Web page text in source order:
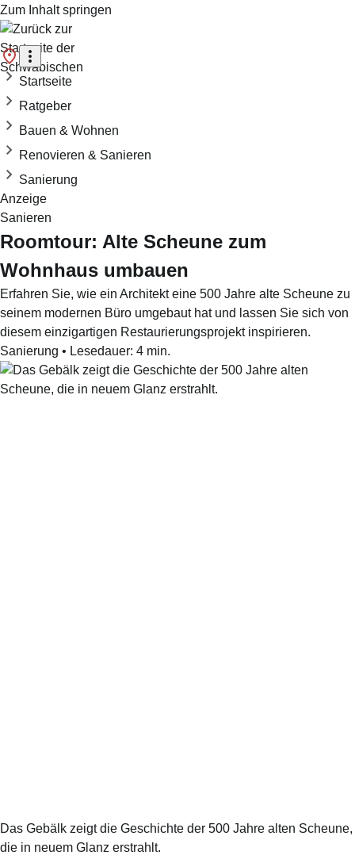
Zum Inhalt springen
Startseite
Ratgeber
Bauen & Wohnen
Renovieren & Sanieren
Sanierung
Anzeige
Sanieren
Roomtour: Alte Scheune zum
Wohnhaus umbauen
Erfahren Sie, wie ein Architekt eine 500 Jahre alte Scheune zu
seinem modernen Büro umgebaut hat und lassen Sie sich von
diesem einzigartigen Restaurierungsprojekt inspirieren.
Sanierung • Lesedauer: 4 min.
Das Gebälk zeigt die Geschichte der 500 Jahre alten Scheune,
die in neuem Glanz erstrahlt.